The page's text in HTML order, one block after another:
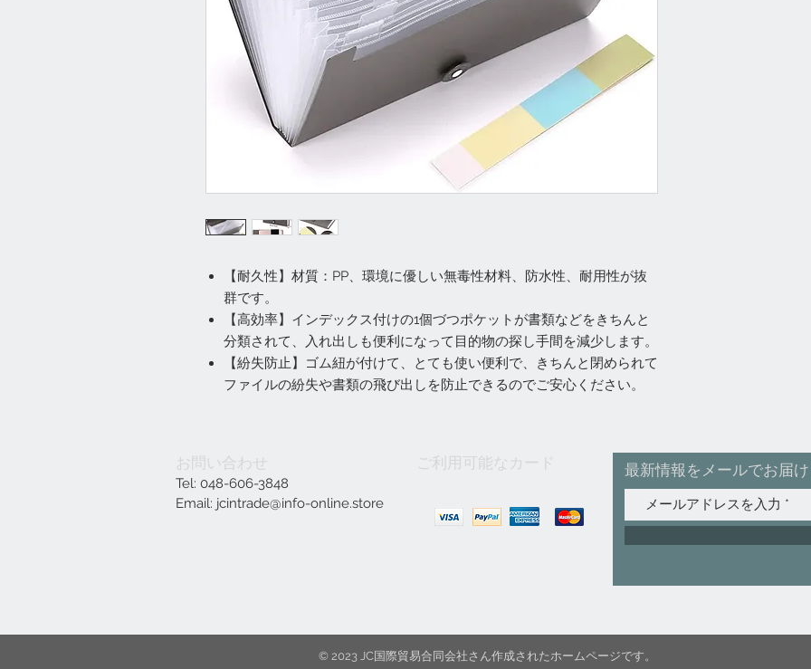
【耐久性】材質：PP、環境に優しい無毒性材料、防水性、耐用性が抜
群です。
【高効率】インデックス付けの1個づつポケットが書類などをきちんと
分類されて、入れ出しも便利になって目的物の探し手間を減少します。
【紛失防止】ゴム紐が付けて、とても使い便利で、きちんと閉められて
ファイルの紛失や書類の飛び出しを防止できるのでご安心ください。
お問い合わせ
Tel: 048-606-3848
Email: jcintrade@info-online.store
ご利用可能なカード 最新情報をメールでお届
© 2023 JC国際貿易合同会社さん作成されたホームページです。